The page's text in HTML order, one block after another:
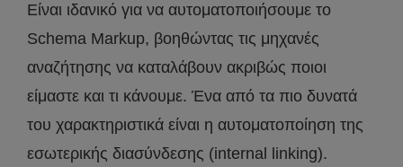
Είναι ιδανικό για να αυτοματοποιήσουμε το
Schema Markup, βοηθώντας τις μηχανές
αναζήτησης να καταλάβουν ακριβώς ποιοι
είμαστε και τι κάνουμε. Ένα από τα πιο δυνατά
του χαρακτηριστικά είναι η αυτοματοποίηση της
εσωτερικής διασύνδεσης (internal linking).